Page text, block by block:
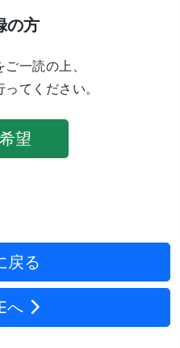
の方
一読の上、
てください。
望
戻る
へ